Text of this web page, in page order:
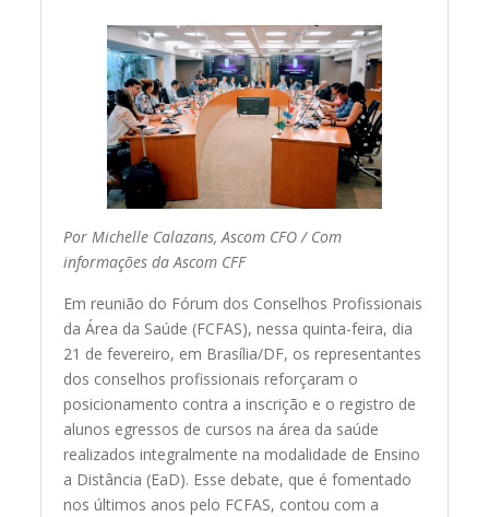
Por Michelle Calazans, Ascom CFO / Com
informações da Ascom CFF
Em reunião do Fórum dos Conselhos Profissionais
da Área da Saúde (FCFAS), nessa quinta-feira, dia
21 de fevereiro, em Brasília/DF, os representantes
dos conselhos profissionais reforçaram o
posicionamento contra a inscrição e o registro de
alunos egressos de cursos na área da saúde
realizados integralmente na modalidade de Ensino
a Distância (EaD). Esse debate, que é fomentado
nos últimos anos pelo FCFAS, contou com a